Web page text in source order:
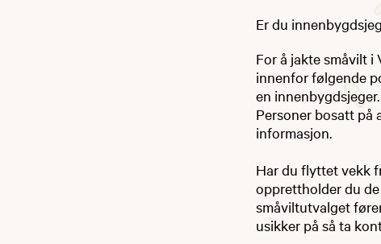
Er du
For å jakte småvilt
innenfor følgende
en innenbygdsjeger.
Personer bosatt på
informasjon.
Har du flyttet vekk
opprettholder du
småviltutvalget
usikker på så ta